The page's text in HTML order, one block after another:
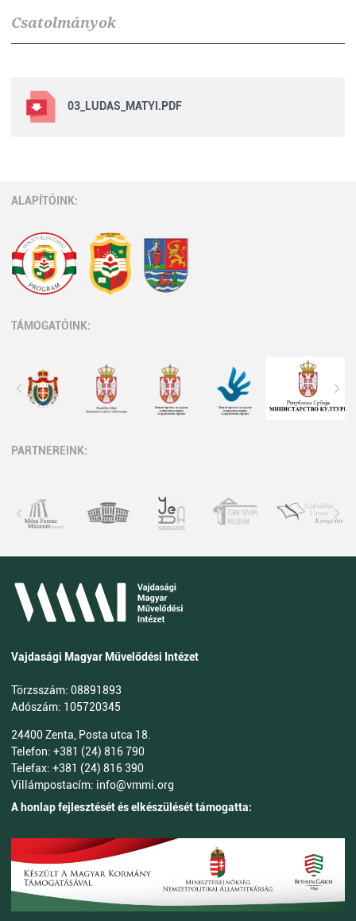
Csatolmányok
03_LUDAS_MATYI.PDF
ALAPÍTÓINK:
TÁMOGATÓINK:
PARTNEREINK:
Vajdasági Magyar Művelődési Intézet
Törzsszám: 08891893
Adószám: 105720345
24400 Zenta, Posta utca 18.
Telefon: +381 (24) 816 790
Telefax: +381 (24) 816 390
Villámpostacím: info@vmmi.org
A honlap fejlesztését és elkészülését támogatta: